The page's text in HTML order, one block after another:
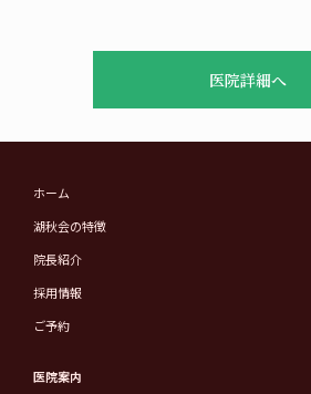
医院詳細へ
ホーム
湖秋会の特徴
院長紹介
採用情報
ご予約
医院案内